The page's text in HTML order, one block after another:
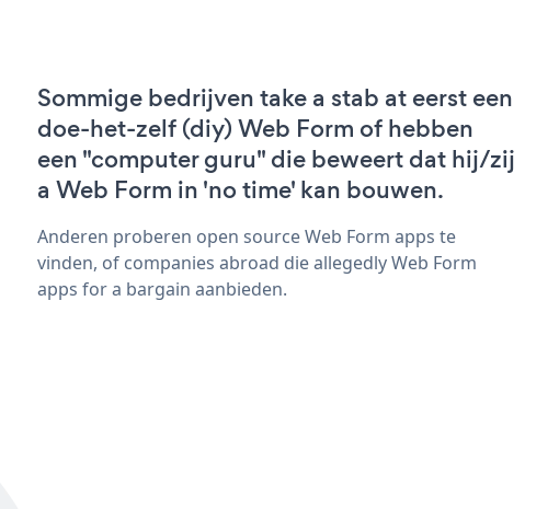
Sommige bedrijven take a stab at eerst een
doe-het-zelf (diy) Web Form of hebben
een "computer guru" die beweert dat hij/zij
a Web Form in 'no time' kan bouwen.
Anderen proberen open source Web Form apps te
vinden, of companies abroad die allegedly Web Form
apps for a bargain aanbieden.